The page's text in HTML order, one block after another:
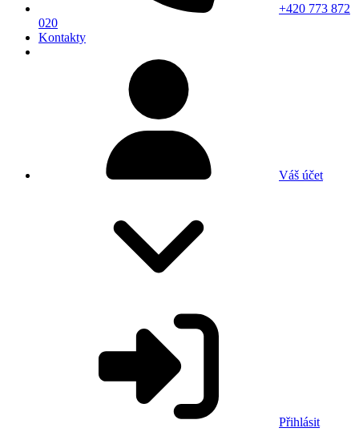
+420 773 872
020
Kontakty
Váš účet
Přihlásit